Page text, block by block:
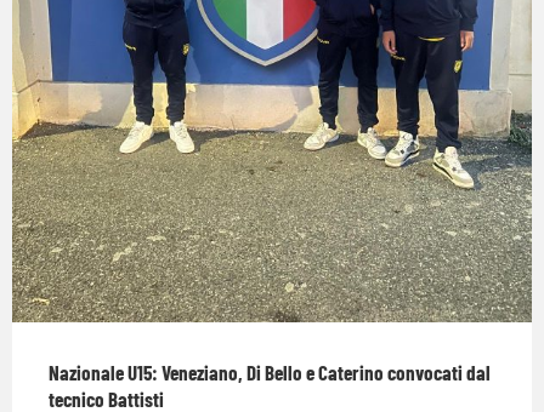
Nazionale U15: Veneziano, Di Bello e Caterino convocati dal
tecnico Battisti